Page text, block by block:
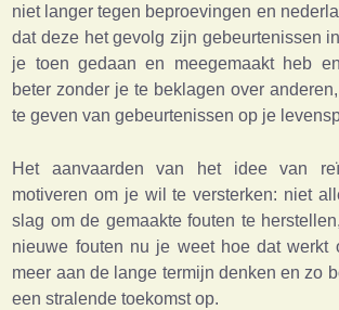
niet langer tegen beproevingen en
dat deze het gevolg zijn gebeurtenissen
je toen gedaan en meegemaakt heb
beter zonder je te beklagen over
te geven van gebeurtenissen op je
Het aanvaarden van het idee van
motiveren om je wil te versterken: niet
slag om de gemaakte fouten te
nieuwe fouten nu je weet hoe dat werkt
meer aan de lange termijn denken en zo
een stralende toekomst op.